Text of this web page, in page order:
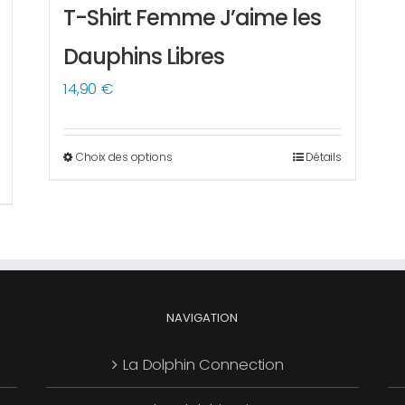
T-Shirt Femme J’aime les
Dauphins Libres
14,90€
Choix des optionsCe
variations.
options
être
Détails
NAVIGATION
La Dolphin Connection